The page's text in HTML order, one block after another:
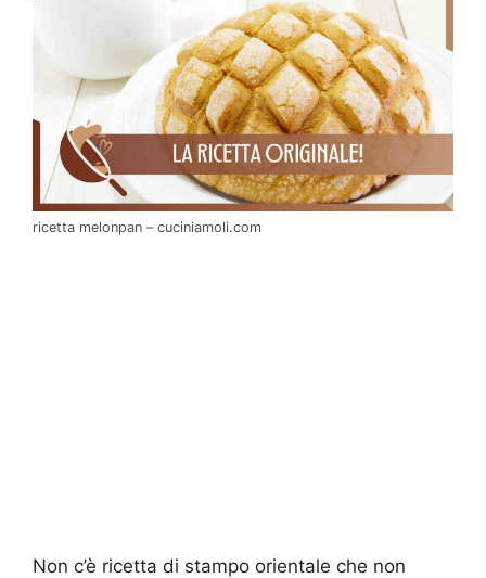
ricetta melonpan – cuciniamoli.com
Non c’è ricetta di stampo orientale che non